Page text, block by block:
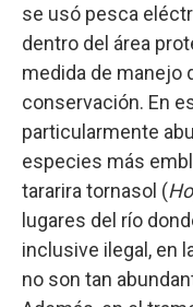
se usó pesca
dentro del área
medida de manejo
conservación. En
particularmente
especies más
tararira tornasol (
lugares del río
inclusive ilegal, en
no son tan